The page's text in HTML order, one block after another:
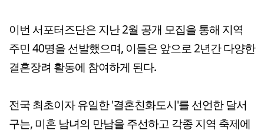
이번 서포터즈단은 지난 2월 공개 모집을 통해 지역
주민 40명을 선발했으며, 이들은 앞으로 2년간 다양한
결혼장려 활동에 참여하게 된다.
전국 최초이자 유일한 '결혼친화도시'를 선언한 달서
구는, 미혼 남녀의 만남을 주선하고 각종 지역 축제에